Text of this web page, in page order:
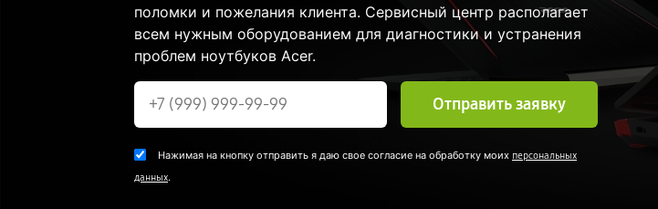
поломки и пожелания клиента. Сервисный центр располагает
всем нужным оборудованием для диагностики и устранения
проблем ноутбуков Acer.
Отправить заявку
Нажимая на кнопку отправить я даю свое согласие на обработку моих персональных
данных.